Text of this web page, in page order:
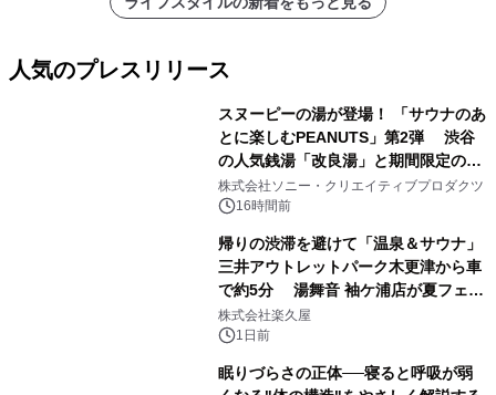
人気のプレスリリース
スヌーピーの湯が登場！ 「サウナのあ
とに楽しむPEANUTS」第2弾 渋谷
の人気銭湯「改良湯」と期間限定のコ
ラボレーション サウナイキタイコラ
ボグッズも発売決定！
株式会社ソニー・クリエイティブプロダクツ
16時間前
帰りの渋滞を避けて「温泉＆サウナ」
三井アウトレットパーク木更津から車
で約5分 湯舞音 袖ケ浦店が夏フェア
メニューを提供
株式会社楽久屋
1日前
眠りづらさの正体──寝ると呼吸が弱